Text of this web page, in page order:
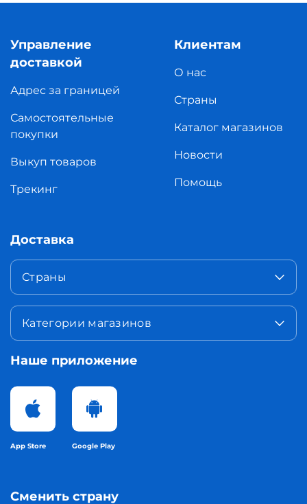
Управление
доставкой
Адрес за границей
Самостоятельные
покупки
Выкуп товаров
Трекинг
Клиентам
О нас
Страны
Каталог магазинов
Новости
Помощь
Доставка
Страны
Категории магазинов
Наше приложение
App Store Google Play
Сменить страну